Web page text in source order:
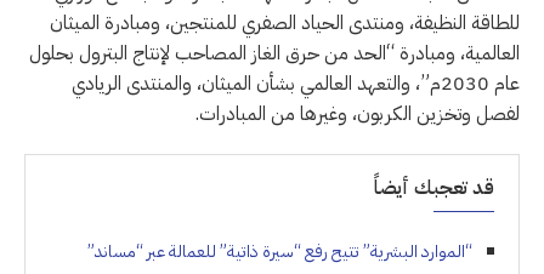
للطاقة النظيفة، ومنتدى الحياد الصفري للمنتجين، ومبادرة الميثان
العالمية، ومبادرة “الحد من حرق الغاز المصاحب لإنتاج البترول بحلول
عام 2030م”، والتعهد العالمي بشأن الميثان، والمنتدى الريادي
لفصل وتخزين الكربون، وغيرها من المبادرات.
قد تعجبك أيضاً
“الموارد البشرية” تتيح رفع “سيرة ذاتية” للعمالة عبر “مساند”